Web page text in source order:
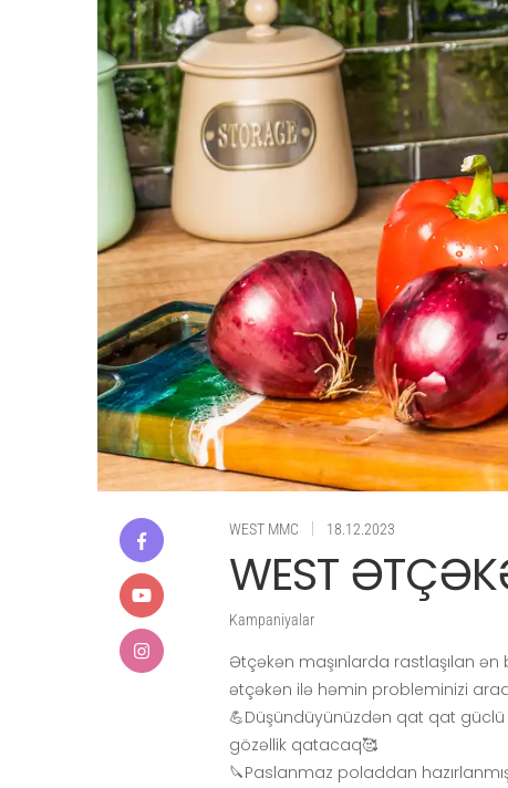
WEST MMC 18.12.2023
WEST
Kampaniyalar
Ətçəkən maşınlarda rastlaşılan ən
ətçəkən ilə həmin probleminizi
💪Düşündüyünüzdən qat qat güclü
gözəllik qatacaq🥰
🔪Paslanmaz poladdan